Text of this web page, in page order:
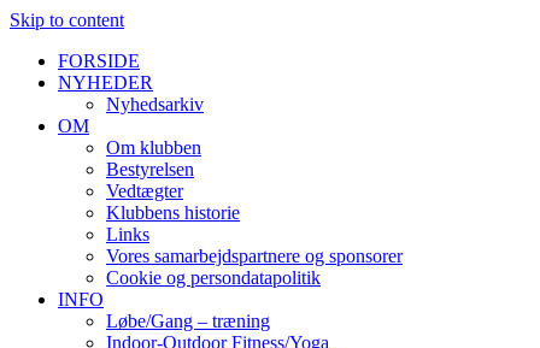
Skip to content
FORSIDE
NYHEDER
Nyhedsarkiv
OM
Om klubben
Bestyrelsen
Vedtægter
Klubbens historie
Links
Vores samarbejdspartnere og sponsorer
Cookie og persondatapolitik
INFO
Løbe/Gang – træning
Indoor-Outdoor Fitness/Yoga